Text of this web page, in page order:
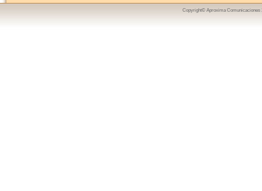
Copyright© Aproxima Comunicaciones